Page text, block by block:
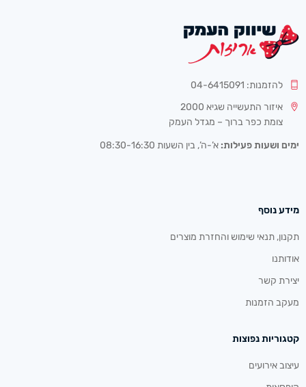
להזמנות: 04-6415091
איזור התעשייה שגיא 2000
צומת כפר ברוך – מגדל העמק
ימים ושעות פעילות: א’-ה’, בין השעות 08:30-16:30
מידע נוסף
תקנון, תנאי שימוש והחזרת מוצרים
אודותנו
יצירת קשר
מעקב הזמנות
קטגוריות נפוצות
עיצוב אירועים